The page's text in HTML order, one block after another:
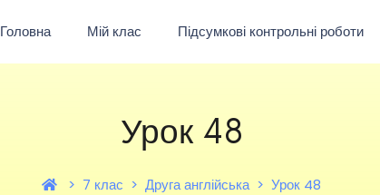
Головна Мій клас Підсумкові контрольні роботи
Урок 48
7 клас Друга англійська Урок 48